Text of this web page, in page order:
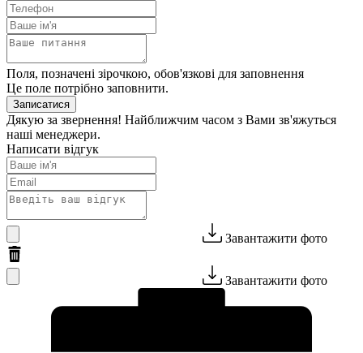
Поля, позначені зірочкою, обов'язкові для заповнення
Це поле потрібно заповнити.
Записатися
Дякую за звернення! Найближчим часом з Вами зв'яжуться
наші менеджери.
Написати відгук
Завантажити фото
Завантажити фото